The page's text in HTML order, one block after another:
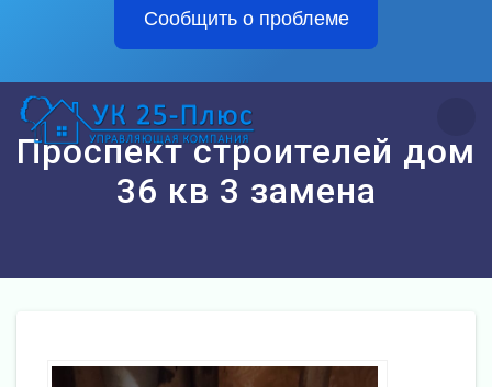
Сообщить о проблеме
к
контенту
Проспект строителей дом
36 кв 3 замена